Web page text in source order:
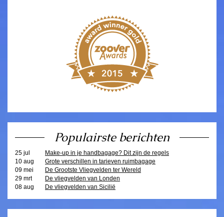
Populairste berichten
25 jul
Make-up in je handbagage? Dit zijn de regels
10 aug
Grote verschillen in tarieven ruimbagage
09 mei
De Grootste Vliegvelden ter Wereld
29 mrt
De vliegvelden van Londen
08 aug
De vliegvelden van Sicilië